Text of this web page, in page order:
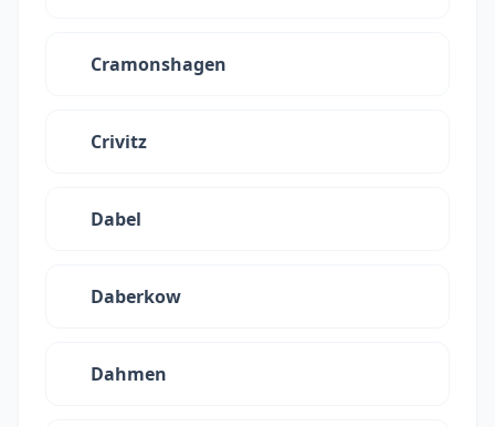
Cramonshagen
Crivitz
Dabel
Daberkow
Dahmen